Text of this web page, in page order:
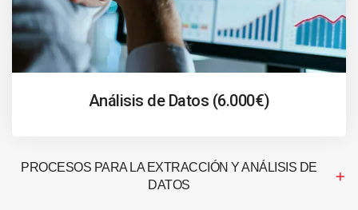
Análisis de Datos (6.000€)
PROCESOS PARA LA EXTRACCIÓN Y ANÁLISIS DE
DATOS